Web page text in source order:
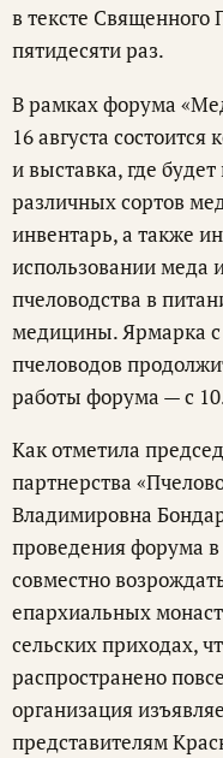
в тексте Священного
пятидесяти раз.
В рамках форума
16 августа
и выставка, где
различных сортов
инвентарь, а также
использовании меда
пчеловодства в
медицины. Ярмарка с
пчеловодов
работы форума — с
Как отметила
партнерства
Владимировна
проведения форума
совместно
епархиальных
сельских приходах,
распространено
организация
представителям